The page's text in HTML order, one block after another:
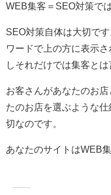
WEB集客＝SEO対策で
SEO対策自体は大切で
ワードで上の方に表示
しそれだけでは集客とは
お客さんがあなたのお
たのお店を選ぶような
切なのです。
あなたのサイトはWEB